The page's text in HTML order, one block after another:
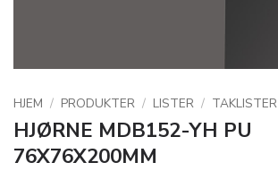
HJEM / PRODUKTER / LISTER / TAKLISTER
HJØRNE MDB152-YH PU
76X76X200MM